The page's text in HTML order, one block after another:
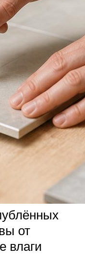
от
влаги